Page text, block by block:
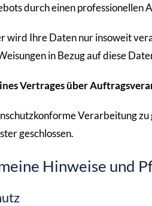
durch einen professionellen
wird Ihre Daten nur insoweit
in Bezug auf diese
Vertrages über
Verarbeitung
geschlossen.
Hinweise und